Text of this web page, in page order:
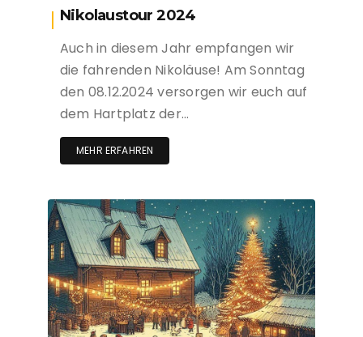
Nikolaustour 2024
Auch in diesem Jahr empfangen wir
die fahrenden Nikoläuse! Am Sonntag
den 08.12.2024 versorgen wir euch auf
dem Hartplatz der…
MEHR ERFAHREN